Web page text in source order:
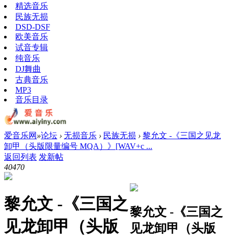
精选音乐
民族无损
DSD-DSF
欧美音乐
试音专辑
纯音乐
DJ舞曲
古典音乐
MP3
音乐目录
爱音乐网 »论坛 › 无损音乐 › 民族无损 › 黎允文 -《三国之见龙
卸甲（头版限量编号 MQA）》[WAV+c ...
返回列表 发新帖
40470
黎允文 -《三国之
见龙卸甲（头版
黎允文 -《三国之
见龙卸甲（头版